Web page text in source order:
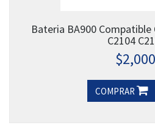
Bateria BA900 Compatible
C2104
$2,000
COMPRAR